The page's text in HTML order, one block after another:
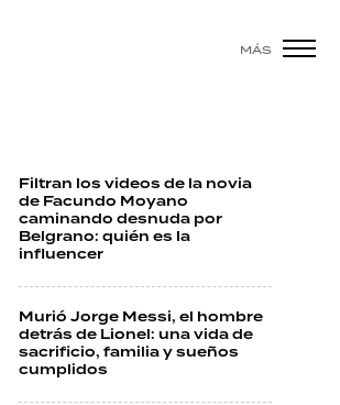
MÁS
Filtran los videos de la novia
de Facundo Moyano
caminando desnuda por
Belgrano: quién es la
influencer
Murió Jorge Messi, el hombre
detrás de Lionel: una vida de
sacrificio, familia y sueños
cumplidos